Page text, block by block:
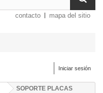
contacto mapa del sitio
Iniciar sesión
SOPORTE PLACAS